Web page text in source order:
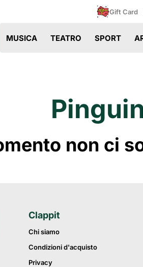
Gift Card
MUSICA TEATRO SPORT
non ci
Clappit
Chi siamo
Condizioni d'acquisto
Privacy